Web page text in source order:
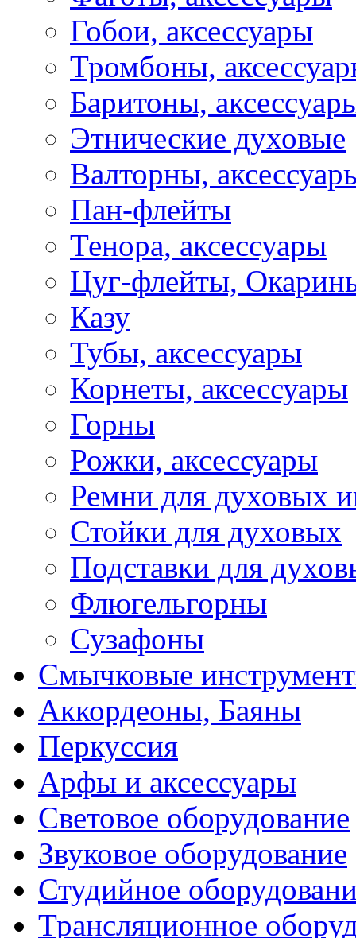
Гобои, аксессуары
Тромбоны,
Баритоны,
Этнические духовые
Валторны,
Пан-флейты
Тенора, аксессуары
Цуг-флейты,
Казу
Тубы, аксессуары
Корнеты, аксессуары
Горны
Рожки, аксессуары
Ремни для духовых
Стойки для духовых
Подставки для
Флюгельгорны
Сузафоны
Смычковые
Аккордеоны, Баяны
Перкуссия
Арфы и аксессуары
Световое оборудование
Звуковое оборудование
Студийное
Трансляционное